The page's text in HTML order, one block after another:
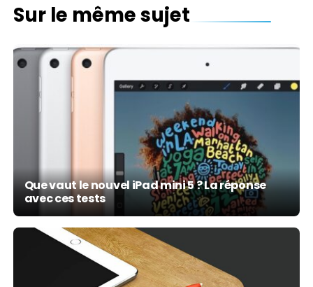
Sur le même sujet
Que vaut le nouvel iPad mini 5 ? La réponse
avec ces tests